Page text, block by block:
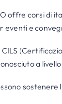
offre corsi di
eventi e
CILS
a
sostenere